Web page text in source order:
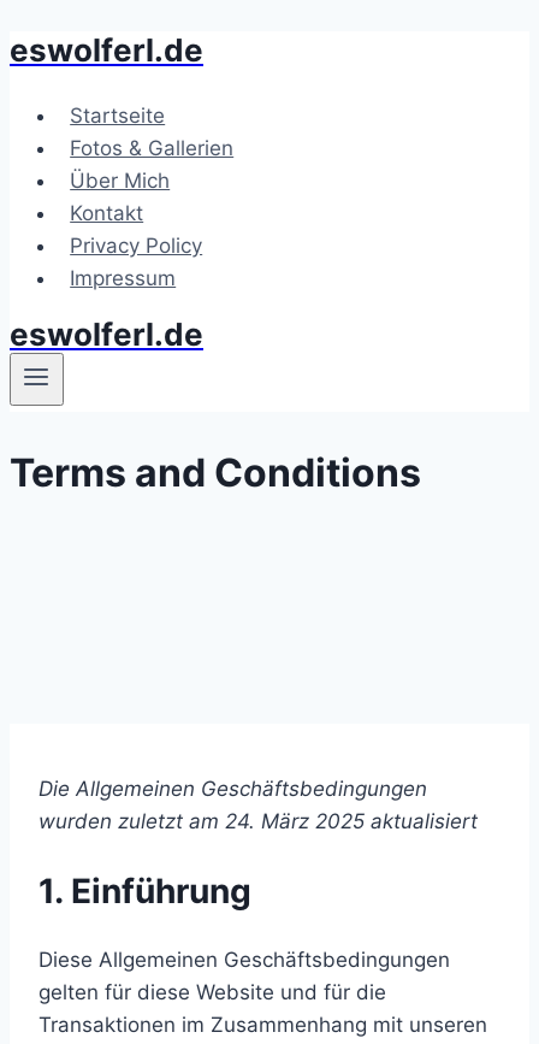
Zum
springen
eswolferl.de
Startseite
Fotos & Gallerien
Über Mich
Kontakt
Privacy Policy
Impressum
eswolferl.de
Terms and Conditions
Die Allgemeinen Geschäftsbedingungen
wurden zuletzt am 24. März 2025 aktualisiert
1. Einführung
Diese Allgemeinen Geschäftsbedingungen
gelten für diese Website und für die
Transaktionen im Zusammenhang mit unseren